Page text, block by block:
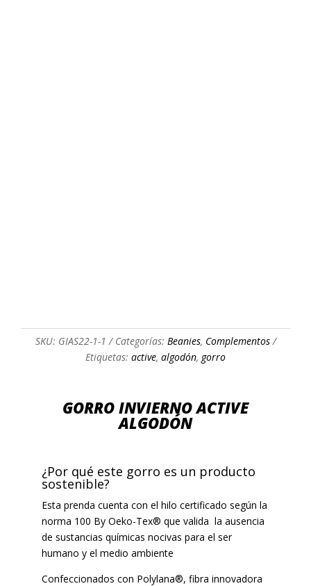
SKU: GIAS22-1-1 Categorías: Beanies, Complementos
Etiquetas: active, algodón, gorro
GORRO INVIERNO ACTIVE
ALGODÓN
¿Por qué este gorro es un producto
sostenible?
Esta prenda cuenta con el hilo certificado según la
norma 100 By Oeko-Tex® que valida la ausencia
de sustancias químicas nocivas para el ser
humano y el medio ambiente
Confeccionados con Polylana®, fibra innovadora